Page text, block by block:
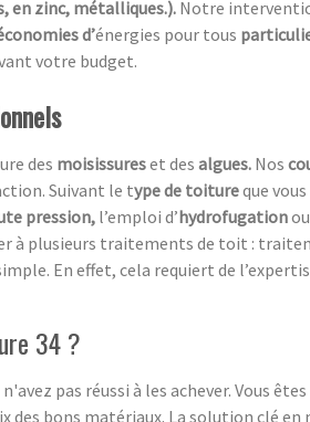
en zinc, métalliques.). Notre
d’énergies pour tous
votre budget.
des moisissureset des algues. Nos
Suivant le type de toitureque
pression,l’emploi d’hydrofugation
à plusieurs traitements de toit :
En effet, cela requiert de
34 ?
pas réussi à les achever. Vous
bons matériaux. La solution clé en